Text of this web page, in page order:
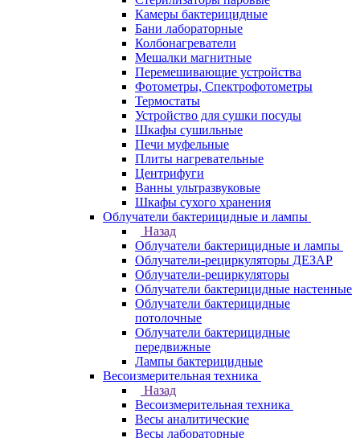
Камеры бактерицидные
Бани лабораторные
Колбонагреватели
Мешалки магнитные
Перемешивающие устройства
Фотометры, Спектрофотометры
Термостаты
Устройство для сушки посуды
Шкафы сушильные
Печи муфельные
Плиты нагревательные
Центрифуги
Ванны ультразвуковые
Шкафы сухого хранения
Облучатели бактерицидные и лампы
Назад
Облучатели бактерицидные и лампы
Облучатели-рециркуляторы ДЕЗАР
Облучатели-рециркуляторы
Облучатели бактерицидные настенные
Облучатели бактерицидные
потолочные
Облучатели бактерицидные
передвижные
Лампы бактерицидные
Весоизмерительная техника
Назад
Весоизмерительная техника
Весы аналитические
Весы лабораторные